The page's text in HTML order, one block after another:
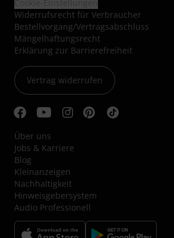
Widerrufsrecht für Verbraucher
Bestellvorgang/Vertragsabschluss
Mängelhaftungsrecht
Erklärung zur Barrierefreiheit
Vertrag widerrufen
Über uns
Jobs & Karriere
Blog
Kleinanzeigen
Nachhaltigkeit
Hinweisgebersystem
Audio Professionell